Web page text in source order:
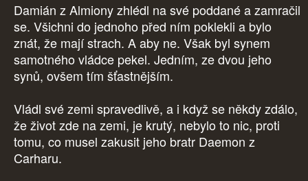
Damián z Almiony zhlédl na své poddané a zamračil
se. Všichni do jednoho před ním poklekli a bylo
znát, že mají strach. A aby ne. Však byl synem
samotného vládce pekel. Jedním, ze dvou jeho
synů, ovšem tím šťastnějším.
Vládl své zemi spravedlivě, a i když se někdy zdálo,
že život zde na zemi, je krutý, nebylo to nic, proti
tomu, co musel zakusit jeho bratr Daemon z
Carharu.